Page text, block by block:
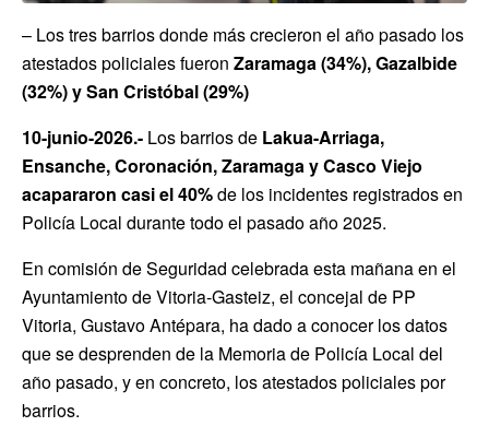
– Los tres barrios donde más crecieron el año pasado los
atestados policiales fueron Zaramaga (34%), Gazalbide
(32%) y San Cristóbal (29%)
10-junio-2026.- Los barrios de Lakua-Arriaga,
Ensanche, Coronación, Zaramaga y Casco Viejo
acapararon casi el 40%de los incidentes registrados en
Policía Local durante todo el pasado año 2025.
En comisión de Seguridad celebrada esta mañana en el
Ayuntamiento de Vitoria-Gasteiz, el concejal de PP
Vitoria, Gustavo Antépara, ha dado a conocer los datos
que se desprenden de la Memoria de Policía Local del
año pasado, y en concreto, los atestados policiales por
barrios.